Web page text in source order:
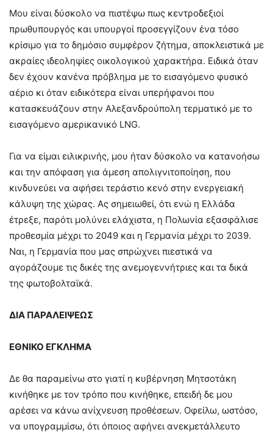
Μου είναι δύσκολο να πιστέψω πως κεντροδεξιοί
πρωθυπουργός και υπουργοί προσεγγίζουν ένα τόσο
κρίσιμο για το δημόσιο συμφέρον ζήτημα, αποκλειστικά με
ακραίες ιδεοληψίες οικολογικού χαρακτήρα. Ειδικά όταν
δεν έχουν κανένα πρόβλημα με το εισαγόμενο φυσικό
αέριο κι όταν ειδικότερα είναι υπερήφανοι που
κατασκευάζουν στην Αλεξανδρούπολη τερματικό με το
εισαγόμενο αμερικανικό LNG.
Για να είμαι ειλικρινής, μου ήταν δύσκολο να κατανοήσω
και την απόφαση για άμεση απολιγνιτοποίηση, που
κινδυνεύει να αφήσει τεράστιο κενό στην ενεργειακή
κάλυψη της χώρας. Ας σημειωθεί, ότι ενώ η Ελλάδα
έτρεξε, παρότι μολύνει ελάχιστα, η Πολωνία εξασφάλισε
προθεσμία μέχρι το 2049 και η Γερμανία μέχρι το 2039.
Ναι, η Γερμανία που μας σπρώχνει πιεστικά να
αγοράζουμε τις δικές της ανεμογεννήτριες και τα δικά
της φωτοβολταϊκά.
ΔΙΑ ΠΑΡΑΛΕΙΨΕΩΣ
ΕΘΝΙΚΟ ΕΓΚΛΗΜΑ
Δε θα παραμείνω στο γιατί η κυβέρνηση Μητσοτάκη
κινήθηκε με τον τρόπο που κινήθηκε, επειδή δε μου
αρέσει να κάνω ανίχνευση προθέσεων. Οφείλω, ωστόσο,
να υπογραμμίσω, ότι όποιος αφήνει ανεκμετάλλευτο